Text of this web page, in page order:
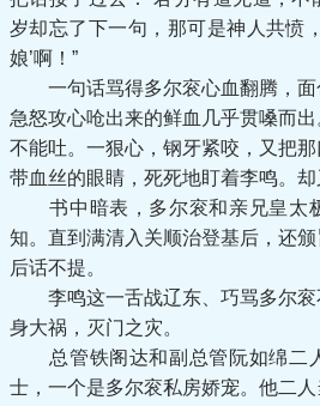
岁却忘了下一句，那可是神人共愤
娘’啊！”
一句话骂得多尔衮心血翻腾，面
急怒攻心呛出来的鲜血几乎贯嗓而
不能吐。一狠心，钢牙紧咬，又把
带血丝的眼睛，死死地盯着李鸣。却
书中暗表，多尔衮和亲兄皇太
知。直到满清入关顺治登基后，还
后话不提。
李鸣这一舌战辽东、巧骂多尔衮
身大祸，灭门之灾。
总管铁阁达和副总管阮如绵二
士，一个是多尔衮私房娇宠。他二